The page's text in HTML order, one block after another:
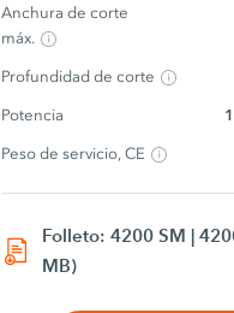
Anchura de corte
máx.
Profundidad de corte
Potencia
Peso de servicio, CE
Folleto: 4200 SM |
MB)